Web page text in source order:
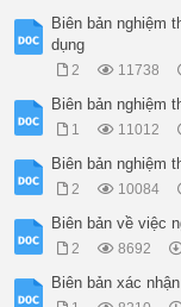
Biên bản nghiệm
dụng
2 11738
Biên bản nghiệm
1 11012
Biên bản nghiệm
2 10084
Biên bản về việc
2 8692
Biên bản xác